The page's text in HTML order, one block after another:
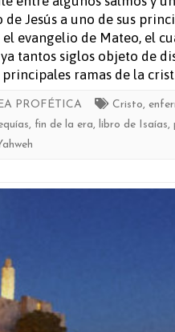
Jesús a uno de sus
evangelio de Mateo, el
tantos siglos objeto de
ramas de la
PROFÉTICA Cristo,
, fin de la era, libro de Isaías,